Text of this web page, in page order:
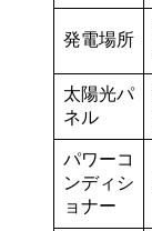
発電場所
太陽光パ
ネル
パワーコ
ンディシ
ョナー